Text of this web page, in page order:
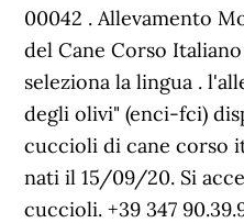
00042 . Allevamento
del Cane Corso
seleziona la lingua .
degli olivi" (enci-fci)
cuccioli di cane corso
nati il 15/09/20. Si
cuccioli. +39 347